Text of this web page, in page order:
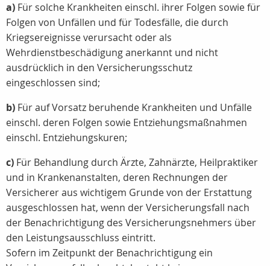
a) Für solche Krankheiten einschl. ihrer Folgen sowie für
Folgen von Unfällen und für Todesfälle, die durch
Kriegsereignisse verursacht oder als
Wehrdienstbeschädigung anerkannt und nicht
ausdrücklich in den Versicherungsschutz
eingeschlossen sind;
b) Für auf Vorsatz beruhende Krankheiten und Unfälle
einschl. deren Folgen sowie Entziehungsmaßnahmen
einschl. Entziehungskuren;
c) Für Behandlung durch Ärzte, Zahnärzte, Heilpraktiker
und in Krankenanstalten, deren Rechnungen der
Versicherer aus wichtigem Grunde von der Erstattung
ausgeschlossen hat, wenn der Versicherungsfall nach
der Benachrichtigung des Versicherungsnehmers über
den Leistungsausschluss eintritt.
Sofern im Zeitpunkt der Benachrichtigung ein